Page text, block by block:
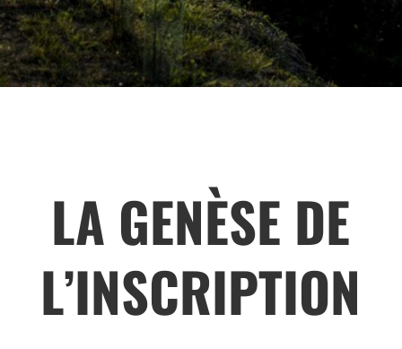
LA GENÈSE DE
L’INSCRIPTION